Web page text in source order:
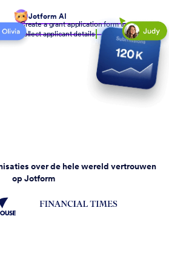
Jotform AI
Create a grant application form to
collect applicant details
over de hele wereld vertrouwen
op Jotform